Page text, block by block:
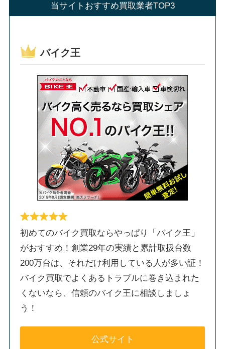
当サイトおすすめ買取業者TOP3
バイク王
初めてのバイク買取ならやっぱり「バイク王」
がおすすめ！創業29年の実績と累計取扱台数
200万台は、それだけ利用している人が多い証！
バイク買取でよくあるトラブルに巻き込まれた
くないなら、信頼のバイク王に相談しましょ
う！
公式サイト